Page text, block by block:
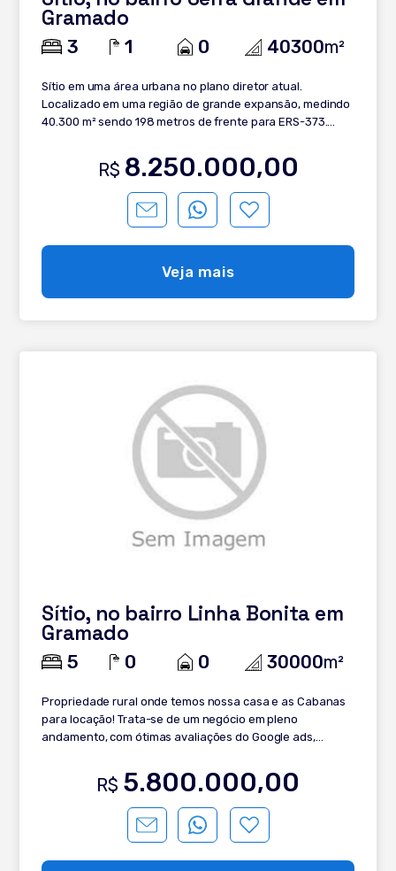
Gramado
3 1 0 40300m²
Sítio em uma área urbana no plano diretor atual.
Localizado em uma região de grande expansão, medindo
40.300 m² sendo 198 metros de frente para ERS-373.
Topografia toda plana, propriedade toda cercada, 02
açudes, galpão completo; 14 baias (cavalo), fogão
campeiro, churrasqueira, água de poço, garagem e
cozinha americana, lavanderia, garagem com
churrasqueira, sala de estar com varanda.
R$ 8.250.000,00
Veja mais
Sítio, no bairro Linha Bonita em
Gramado
5 0 0 30000m²
Propriedade rural onde temos nossa casa e as Cabanas
para locação! Trata-se de um negócio em pleno
andamento, com ótimas avaliações do Google ads,
etc) Galpão Estufa Vinhedos Frutíferas Placa solar
fotovoltaica que produz 60% em média do consumo total
Aproveitamento água da chuva para o lago e irrigação E
tantos outros detalhes que melhor falarmos
pessoalmente Matrícula somente das terras A
R$ 5.800.000,00